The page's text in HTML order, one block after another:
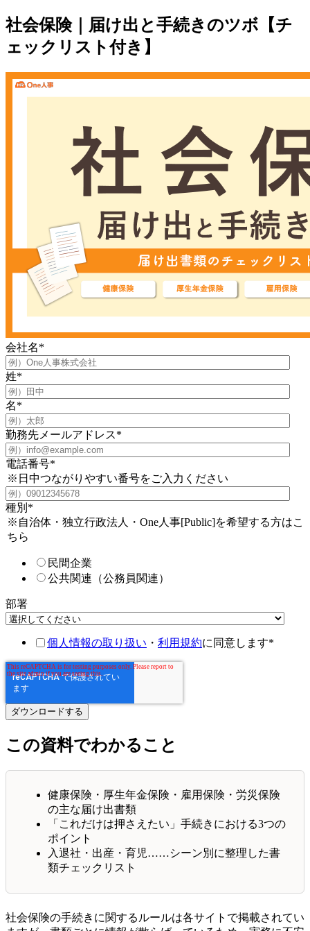
社会保険｜届け出と手続きのツボ【チ
ェックリスト付き】
会社名*
姓*
名*
勤務先メールアドレス*
電話番号*
※日中つながりやすい番号をご入力ください
種別 *
※自治体・独立行政法人・One人事[Public]を希望する方はこ
ちら
民間企業
公共関連（公務員関連）
部署
個人情報の取り扱い ・ 利用規約に同意します*
この資料でわかること
健康保険・厚生年金保険・雇用保険・労災保険
の主な届け出書類
「これだけは押さえたい」手続きにおける3つの
ポイント
入退社・出産・育児……シーン別に整理した書
類チェックリスト
社会保険の手続きに関するルールは各サイトで掲載されてい